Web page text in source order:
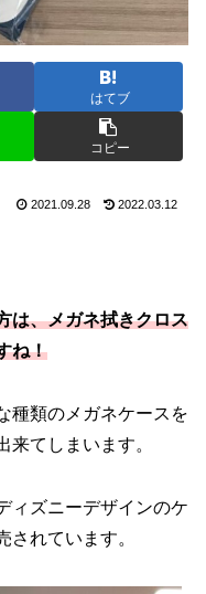
はてブ
コピー
2021.09.28 2022.03.12
は、メガネ拭きクロス
ね！
種類のメガネケースを
来てしまいます。
ィズニーデザインのケ
されています。